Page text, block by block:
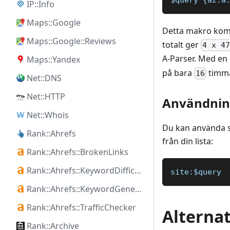
IP::Info
Maps::Google
Maps::Google::Reviews
Maps::Yandex
Net::DNS
Net::HTTP
Net::Whois
Rank::Ahrefs
Rank::Ahrefs::BrokenLinks
Rank::Ahrefs::KeywordDifficulty
Rank::Ahrefs::KeywordGenerator
Rank::Ahrefs::TrafficChecker
Rank::Archive
Detta makro
totalt ger 4 x
A-Parser. Med
på bara 16
Du kan
från din lista:
site:$query